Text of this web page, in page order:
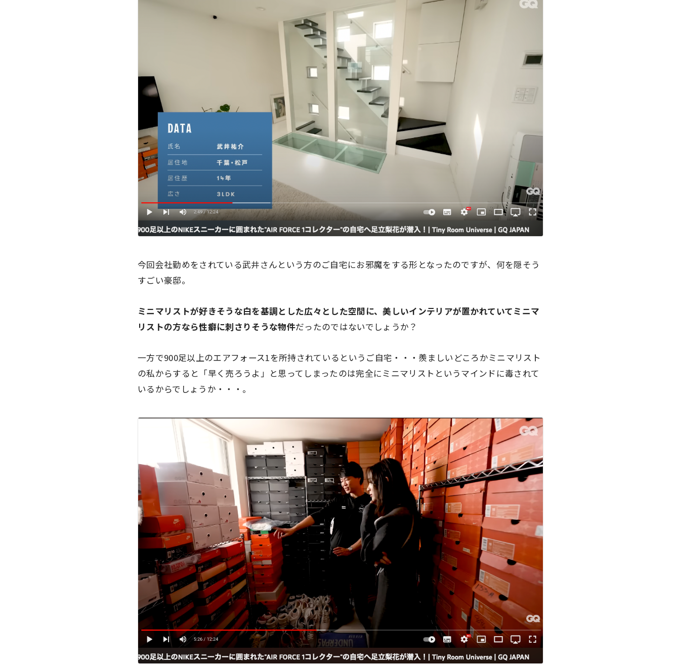
今回会社勤めをされている武井さんという方のご自宅にお邪魔をする形となったのですが、何を隠そう
すごい豪邸。
ミニマリストが好きそうな白を基調とした広々とした空間に、美しいインテリアが置かれていてミニマ
リストの方なら性癖に刺さりそうな物件だったのではないでしょうか？
一方で900足以上のエアフォース1を所持されているというご自宅・・・羨ましいどころかミニマリスト
の私からすると「早く売ろうよ」と思ってしまったのは完全にミニマリストというマインドに毒されて
いるからでしょうか・・・。